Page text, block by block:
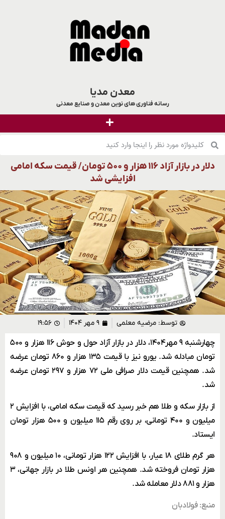
معدن مدیا
رسانه فناوری های نوین معدن و صنایع معدنی
دلار در بازار آزاد ۱۱۶ هزار و ۵۰۰ تومان/ قیمت سکه امامی
افزایشی شد
توسط: مرضیه معلمی ۹ مهر ۱۴۰۴ ۱۹:۵۶
چهارشنبه ۹ مهر۱۴۰۴، دلار در بازار آزاد حول و حوش ۱۱۶ هزار و ۵۰۰
تومان مبادله شد. یورو نیز با قیمت ۱۳۵ هزار و ۸۶۰ تومان عرضه
شد. همچنین قیمت دلار صرافی ملی ۷۲ هزار و ۲۹۷ تومان عرضه
شد.
از بازار سکه و طلا هم خبر رسید که قیمت سکه امامی، با افزایش ۲
میلیون و ۴۰۰ تومانی، بر روی رقم ۱۱۵ میلیون و ۵۰۰ هزار تومان
ایستاد.
هر گرم طلای ۱۸ عیار، با افزایش ۱۲۲ هزار تومانی، ۱۰ میلیون و ۹۰۸
هزار تومان فروخته شد. همچنین هر اونس طلا در بازار جهانی، ۳
هزار و ۸۸۱ دلار معامله شد.
منبع: فولادبان